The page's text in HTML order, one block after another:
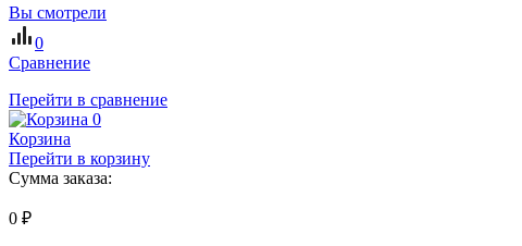
Вы смотрели
0
Сравнение
Перейти в сравнение
0
Корзина
Перейти в корзину
Сумма заказа:
0 ₽